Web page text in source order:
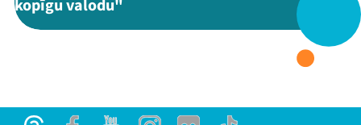
ThreadsFacebookYoutube
X Instagram
Flick TikTok
kopīgu valodu"